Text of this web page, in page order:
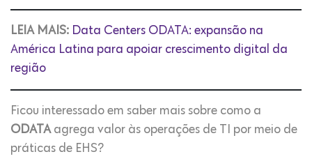
LEIA MAIS: Data Centers ODATA: expansão na
América Latina para apoiar crescimento digital da
região
Ficou interessado em saber mais sobre como a
ODATAagrega valor às operações de TI por meio de
práticas de EHS?